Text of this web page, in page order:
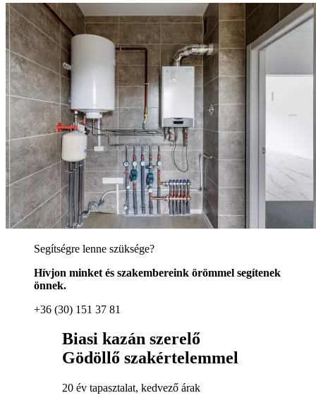
Segítségre lenne szüksége?
Hívjon minket és szakembereink örömmel segítenek
önnek.
+36 (30) 151 37 81
Biasi kazán szerelő
Gödöllő szakértelemmel
20 év tapasztalat, kedvező árak